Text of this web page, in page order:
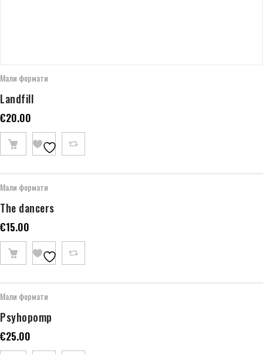
Мали формати
Landfill
€20.00
Мали формати
The dancers
€15.00
Мали формати
Psyhopomp
€25.00